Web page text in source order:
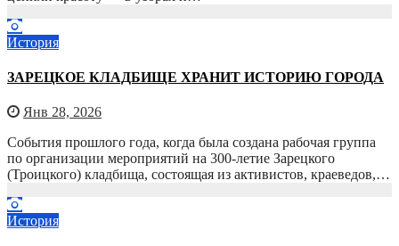
История
ЗАРЕЦКОЕ КЛАДБИЩЕ ХРАНИТ ИСТОРИЮ ГОРОДА
Янв 28, 2026
События прошлого года, когда была создана рабочая группа
по организации мероприятий на 300-летие Зарецкого
(Троицкого) кладбища, состоящая из активистов, краеведов,…
История